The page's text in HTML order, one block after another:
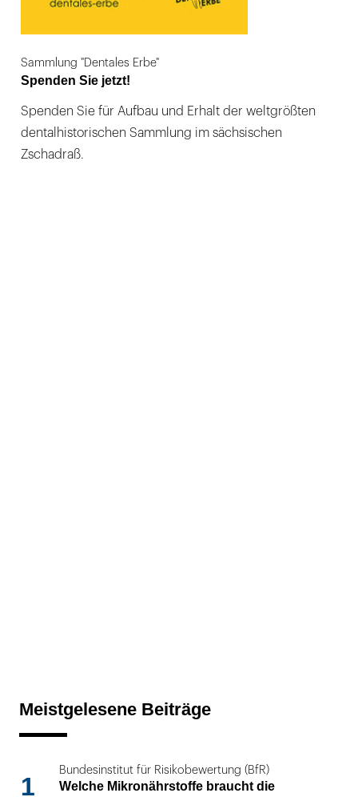
Sammlung "Dentales Erbe"
Spenden Sie jetzt!
Spenden Sie für Aufbau und Erhalt der weltgrößten
dentalhistorischen Sammlung im sächsischen
Zschadraß.
Meistgelesene Beiträge
1
Bundesinstitut für Risikobewertung (BfR)
Welche Mikronährstoffe braucht die